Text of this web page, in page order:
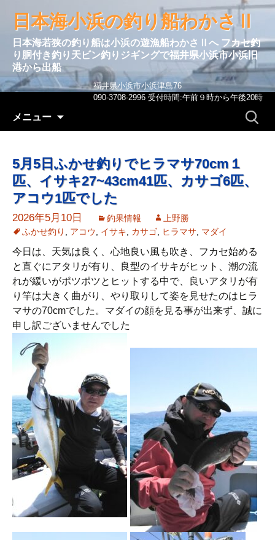
日本海小浜の釣り船わかさⅡ
日本海若狭の釣り船は小浜の遊漁船わかさⅡへ フカセ釣
り胴付き釣り天ビン釣りジギングで福井県小浜市小浜旧
港から出船
福井県小浜市小浜津島76
090-3708-2996 受付時間:午前９時から午後20時
メニュー
検
5月5日ふかせ釣りでヒラマサ70cm１
匹、イサキ27~43cm41匹、カサゴ6匹、
アコウ1匹でした
2026年5月10日 釣果情報
上野勝
ふかせ釣り
アコウ イサキ カサゴ ヒラマサ マダイ
今日は、天気は良く、心地良い風も吹き、フカセ始める
と直ぐにアタリが有り、良型のイサキがヒット、潮の流
れが緩いがポツポツとヒットする中で、良いアタリが有
り竿は大きく曲がり、やり取りして姿を見せたのはヒラ
マサの70cmでした。マダイの顔を見る事が出来ず、誠に
申し訳ございませんでした